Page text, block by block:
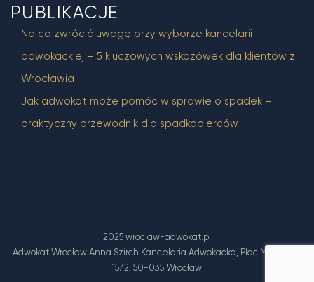
PUBLIKACJE
Na co zwrócić uwagę przy wyborze kancelarii
adwokackiej – 5 kluczowych wskazówek dla klientów z
Wrocławia
Jak adwokat może pomóc w sprawie o spadek –
praktyczny przewodnik dla spadkobierców
2025 wroclaw-adwokat.pl
Adwokat Wrocław Anna Szirch Kancelaria Adwokacka, Plac Muzealny
15/2, 50-035 Wrocław